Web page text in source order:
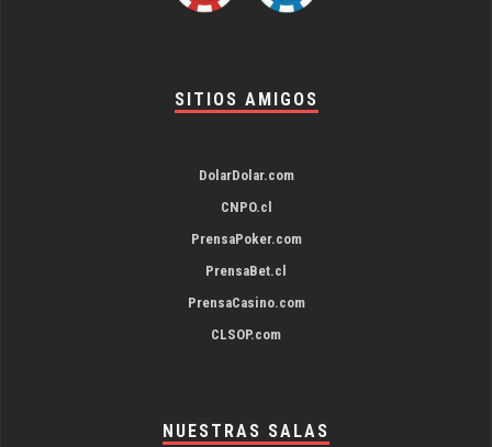
SITIOS AMIGOS
DolarDolar.com
CNPO.cl
PrensaPoker.com
PrensaBet.cl
PrensaCasino.com
CLSOP.com
NUESTRAS SALAS